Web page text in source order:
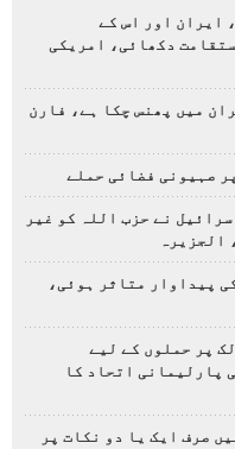
ایران اور اس کے
دکھائی، امریکی
میں پھنس چکا ہے، فارن
صہیونی فضائی حملے
نے حزب اللہ کو غیر
الجزیرہ
پیداوار متاثر ہوئی،
پر حملوں کے لیے
پارلیمانی اتحاد کا
صرف ایک یا دو نکات پر